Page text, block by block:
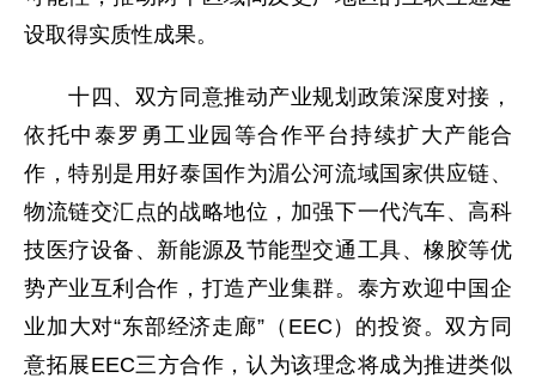
设取得实质性成果。
十四、双方同意推动产业规划政策深度对接，
依托中泰罗勇工业园等合作平台持续扩大产能合
作，特别是用好泰国作为湄公河流域国家供应链、
物流链交汇点的战略地位，加强下一代汽车、高科
技医疗设备、新能源及节能型交通工具、橡胶等优
势产业互利合作，打造产业集群。泰方欢迎中国企
业加大对“东部经济走廊”（EEC）的投资。双方同
意拓展EEC三方合作，认为该理念将成为推进类似